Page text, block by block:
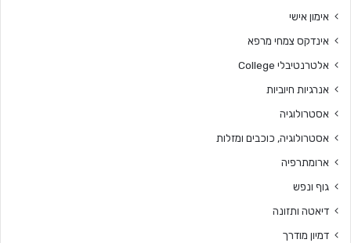
אימון אישי
אינדקס צמחי מרפא
אלטרנטיבלי College
אנרגיות חיוביות
אסטרולוגיה
אסטרולוגיה, כוכבים ומזלות
ארומתרפיה
גוף ונפש
דיאטה ותזונה
דמיון מודרך